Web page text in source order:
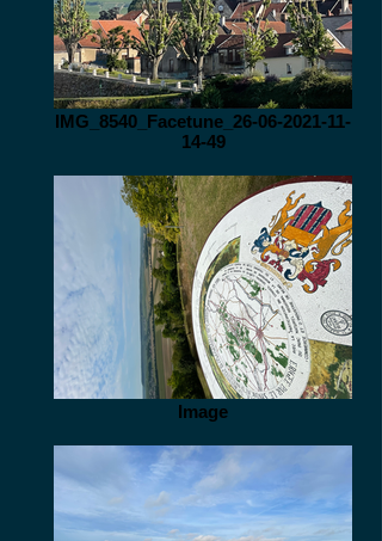
IMG_8540_Facetune_26-06-2021-11-
14-49
Image